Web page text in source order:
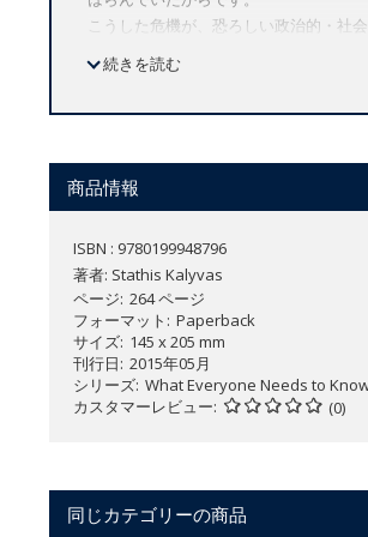
こうした危機が、恐ろしい政治的・社
本書では、最初にこの危機が現代ギリ
の発展をたどります。19世紀初頭の
Greece's economic and political
have great repercussions for the
Makes original historical
Just a few years ago, Greece
economic maelstrom in Europe.
the most serious and intractable
of a Greek exit from the European
well. The fate of Greece is
続きを読む
商品情報
ISBN : 9780199948796
著者: Stathis Kalyvas
ページ 264 ページ
フォーマット
Paperback
サイズ 145 x 205 mm
刊行日 2015年05月
シリーズ What Everyone Needs to
カスタマーレビュー
(0)
同じカテゴリーの商品